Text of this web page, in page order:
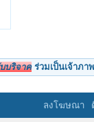
บริจาคร่วมเป็นเจ้าภา
ลงโฆษณา